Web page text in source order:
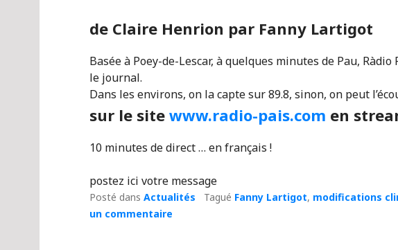
de Claire Henrion par Fanny Lartigot
Basée à Poey-de-Lescar, à quelques minutes de Pau, Ràdio
le journal.
Dans les environs, on la capte sur 89.8, sinon, on peut
sur le site www.radio-pais.com en
10 minutes de direct … en français !
postez ici votre message
Posté dans Actualités Tagué Fanny Lartigot, modifications
un commentaire